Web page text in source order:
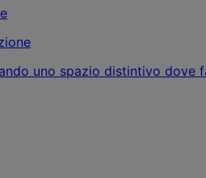
uno spazio distintivo